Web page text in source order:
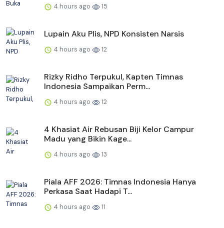
4 hours ago 15
Lupain Aku Plis, NPD Konsisten Narsis
4 hours ago 12
Rizky Ridho Terpukul, Kapten Timnas
Indonesia Sampaikan Perm...
4 hours ago 12
4 Khasiat Air Rebusan Biji Kelor Campur
Madu yang Bikin Kage...
4 hours ago 13
Piala AFF 2026: Timnas Indonesia Hanya
Perkasa Saat Hadapi T...
4 hours ago 11